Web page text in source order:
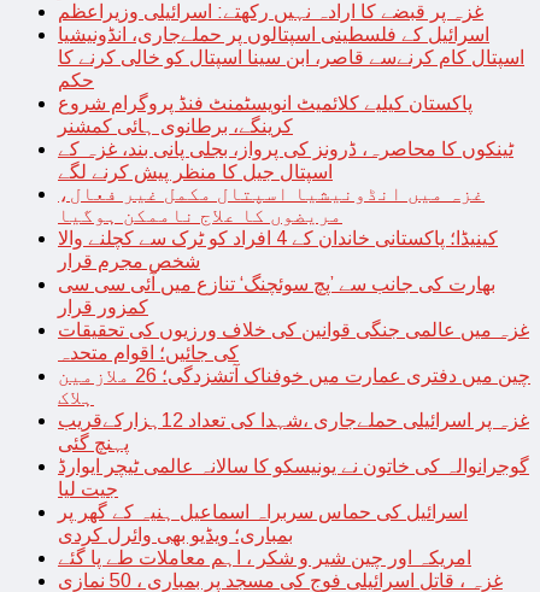
غزہ پر قبضے کا ارادہ نہیں رکھتے: اسرائیلی وزیراعظم
اسرائیل کے فلسطینی اسپتالوں پر حملےجاری، انڈونیشیا
اسپتال کام کرنےسے قاصر، ابن سینا اسپتال کو خالی کرنے کا
حکم
پاکستان کیلیے کلائمیٹ انویسٹمنٹ فنڈ پروگرام شروع
کرینگے، برطانوی ہائی کمشنر
ٹینکوں کا محاصرہ، ڈرونز کی پرواز، بجلی پانی بند، غزہ کے
اسپتال جیل کا منظر پیش کرنے لگے
غزہ میں انڈونیشیا اسپتال مکمل غیر فعال،
مریضوں کا علاج ناممکن ہوگیا
کینیڈا؛ پاکستانی خاندان کے 4 افراد کو ٹرک سے کچلنے والا
شخص مجرم قرار
بھارت کی جانب سے ’پچ سوئچنگ‘ تنازع میں آئی سی سی
کمزور قرار
غزہ میں عالمی جنگی قوانین کی خلاف ورزیوں کی تحقیقات
کی جائیں؛ اقوام متحدہ
چین میں دفتری عمارت میں خوفناک آتشزدگی؛ 26 ملازمین
ہلاک
غزہ پر اسرائیلی حملےجاری ،شہدا کی تعداد 12ہزارکےقریب
پہنچ گئی
گوجرانوالہ کی خاتون نے یونیسکو کا سالانہ عالمی ٹیچر ایوارڈ
جیت لیا
اسرائیل کی حماس سربراہ اسماعیل ہنیہ کے گھر پر
بمباری؛ ویڈیو بھی وائرل کردی
امریکہ اور چین شیر و شکر ، اہم معاملات طے پا گئے
غزہ ، قاتل اسرائیلی فوج کی مسجد پر بمباری ، 50 نمازی